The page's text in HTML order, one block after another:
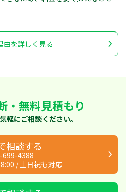
由を詳しく見る
・無料見積もり
軽にご相談ください。
相談する
699-4388
/土日祝も対応